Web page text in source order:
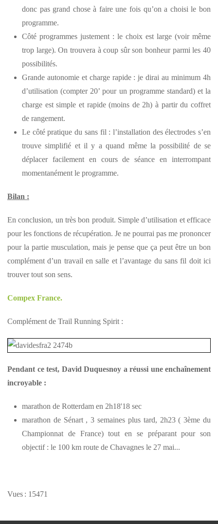
donc pas grand chose à faire une fois qu’on a choisi le bon
programme.
Côté programmes justement : le choix est large (voir même
trop large). On trouvera à coup sûr son bonheur parmi les 40
possibilités.
Grande autonomie et charge rapide : je dirai au minimum 4h
d’utilisation (compter 20’ pour un programme standard) et la
charge est simple et rapide (moins de 2h) à partir du coffret
de rangement.
Le côté pratique du sans fil : l’installation des électrodes s’en
trouve simplifié et il y a quand même la possibilité de se
déplacer facilement en cours de séance en interrompant
momentanément le programme.
Bilan :
En conclusion, un très bon produit. Simple d’utilisation et efficace
pour les fonctions de récupération. Je ne pourrai pas me prononcer
pour la partie musculation, mais je pense que ça peut être un bon
complément d’un travail en salle et l’avantage du sans fil doit ici
trouver tout son sens.
Compex France.
Complément de Trail Running Spirit :
Pendant ce test, David Duquesnoy a réussi une enchaînement
incroyable :
marathon de Rotterdam en 2h18'18 sec
marathon de Sénart , 3 semaines plus tard, 2h23 ( 3ème du
Championnat de France) tout en se préparant pour son
objectif : le 100 km route de Chavagnes le 27 mai...
Vues : 15471